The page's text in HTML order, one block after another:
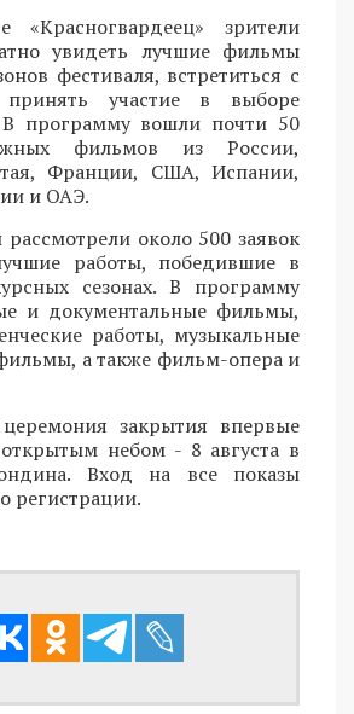
«Красногвардеец» зрители
увидеть лучшие фильмы
фестиваля, встретиться с
участие в выборе
В программу вошли почти 50
фильмов из России,
Франции, США, Испании,
и ОАЭ.
около 500 заявок
работы, победившие в
сезонах. В программу
и документальные фильмы,
работы, музыкальные
а также фильм-опера и
закрытия впервые
небом - 8 августа в
Вход на все показы
регистрации.